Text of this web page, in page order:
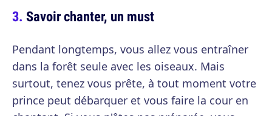
Savoir chanter, un must
Pendant longtemps, vous allez vous entraîner
dans la forêt seule avec les oiseaux. Mais
surtout, tenez vous prête, à tout moment votre
prince peut débarquer et vous faire la cour en